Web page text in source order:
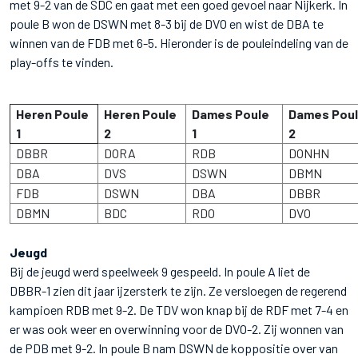
met 9-2 van de SDC en gaat met een goed gevoel naar Nijkerk. In
poule B won de DSWN met 8-3 bij de DVO en wist de DBA te
winnen van de FDB met 6-5. Hieronder is de pouleindeling van de
play-offs te vinden.
Heren Poule
1
Heren Poule
2
Dames Poule
1
Dames
2
DBBR
DORA RDB
DONHN
DBA
DVS DSWN
DBMN
FDB
DSWN DBA
DBBR
DBMN
BDC RDO DVO
Jeugd
Bij de jeugd werd speelweek 9 gespeeld. In poule A liet de
DBBR-1 zien dit jaar ijzersterk te zijn. Ze versloegen de regerend
kampioen RDB met 9-2. De TDV won knap bij de RDF met 7-4 en
er was ook weer en overwinning voor de DVO-2. Zij wonnen van
de PDB met 9-2. In poule B nam DSWN de koppositie over van